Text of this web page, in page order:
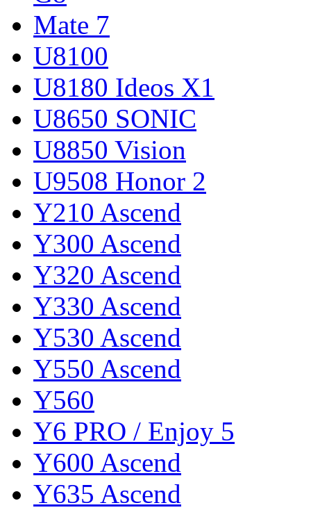
Mate 7
U8100
U8180 Ideos X1
U8650 SONIC
U8850 Vision
U9508 Honor 2
Y210 Ascend
Y300 Ascend
Y320 Ascend
Y330 Ascend
Y530 Ascend
Y550 Ascend
Y560
Y6 PRO / Enjoy 5
Y600 Ascend
Y635 Ascend